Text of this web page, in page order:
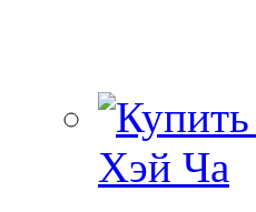
Хэй Ча